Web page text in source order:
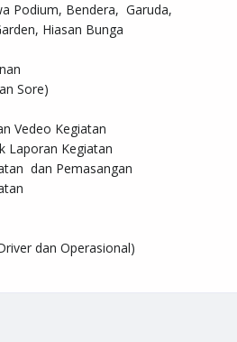
Podium, Bendera,  Garuda,
Hiasan Bunga